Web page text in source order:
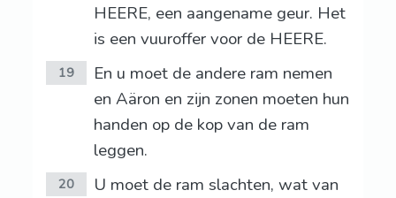
HEERE, een aangename geur. Het
is een vuuroffer voor de HEERE.
19
En u moet de andere ram nemen
en Aäron en zijn zonen moeten hun
handen op de kop van de ram
leggen.
20
U moet de ram slachten, wat van